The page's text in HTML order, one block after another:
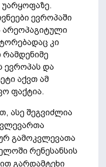
უარყოფაზე.
ევროპაში
კი
რამდენიმე
ევროპას და
აქვთ ამ
ფაქტია.
ასე შეგვიძლია
გამოკვლევათა
რენესანსის
გარდამტეხი